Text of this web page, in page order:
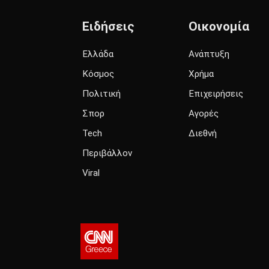
Ειδήσεις
Ελλάδα
Κόσμος
Πολιτική
Σπορ
Tech
Περιβάλλον
Viral
Οικονομία
Ανάπτυξη
Χρήμα
Επιχειρήσεις
Αγορές
Διεθνή